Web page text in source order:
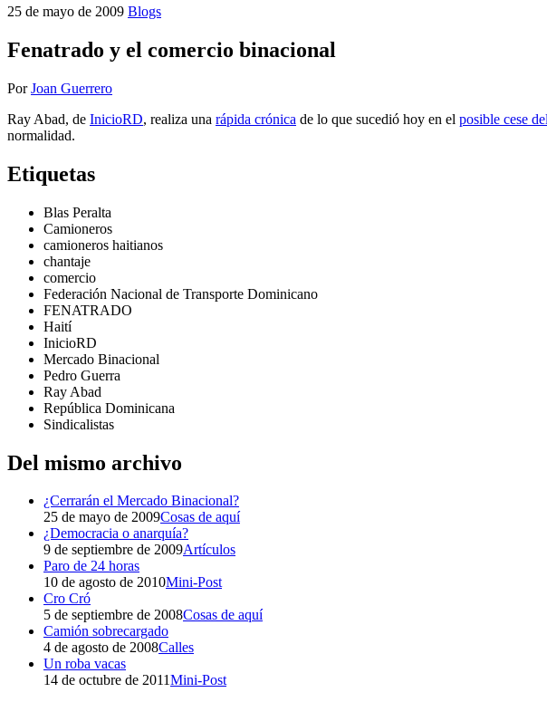
25 de mayo de 2009 Blogs
Fenatrado y el comercio binacional
PorJoan Guerrero
Ray Abad, de InicioRD, realiza una rápida crónica de lo que sucedió hoy en el posible cese
normalidad.
Etiquetas
Blas Peralta
Camioneros
camioneros haitianos
chantaje
comercio
Federación Nacional de Transporte Dominicano
FENATRADO
Haití
InicioRD
Mercado Binacional
Pedro Guerra
Ray Abad
República Dominicana
Sindicalistas
Del mismo archivo
¿Cerrarán el Mercado Binacional?
25 de mayo de 2009Cosas de aquí
¿Democracia o anarquía?
9 de septiembre de 2009Artículos
Paro de 24 horas
10 de agosto de 2010Mini-Post
Cro Cró
5 de septiembre de 2008Cosas de aquí
Camión sobrecargado
4 de agosto de 2008Calles
Un roba vacas
14 de octubre de 2011Mini-Post